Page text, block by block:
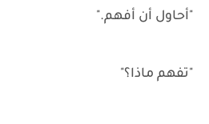
"أحاول أن أفهم."
"تفهم ماذا؟"